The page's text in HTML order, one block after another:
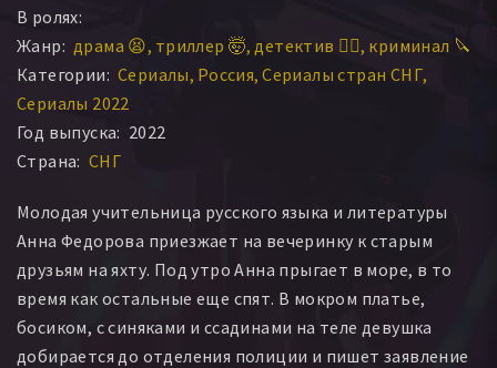
В ролях:
Жанр: драма 😫 триллер 🤯 детектив 🕵️‍♂️ криминал 🔪
Категории: Сериалы Россия Сериалы стран СНГ
Сериалы 2022
Год выпуска: 2022
Страна: СНГ
Молодая учительница русского языка и литературы
Анна Федорова приезжает на вечеринку к старым
друзьям на яхту. Под утро Анна прыгает в море, в то
время как остальные еще спят. В мокром платье,
босиком, с синяками и ссадинами на теле девушка
добирается до отделения полиции и пишет заявление